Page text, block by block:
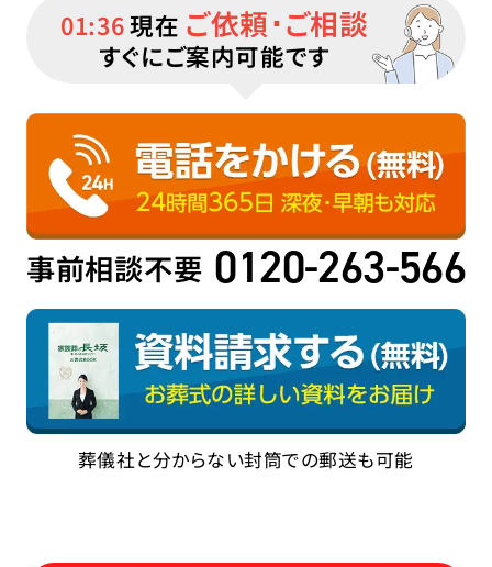
01:36現在 ご依頼･ご相談
すぐにご案内可能です
事前相談不要 0120-263-566
葬儀社と分からない封筒での郵送も可能